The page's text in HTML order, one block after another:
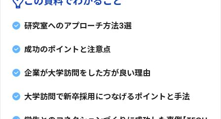
研究室へのアプローチ⽅法3選
成功のポイントと注意点
企業が⼤学訪問をした⽅が良い理由
⼤学訪問で新卒採⽤につなげるポイントと⼿法